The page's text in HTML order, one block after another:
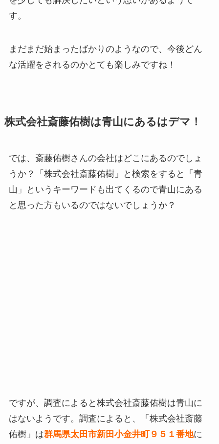
す。
まだまだ始まったばかりのようなので、今後どん
な活躍をされるのかとても楽しみですね！
株式会社斎藤佑樹は青山にあるはデマ！
では、斎藤佑樹さんの会社はどこにあるのでしょ
うか？「株式会社斎藤佑樹」と検索をすると「青
山」というキーワードも出てくるので青山にある
と思った方もいるのではないでしょうか？
ですが、調査によると株式会社斎藤佑樹は青山に
はないようです。調査によると、「株式会社斎藤
佑樹」は群馬県太田市新田小金井町９５１番地に